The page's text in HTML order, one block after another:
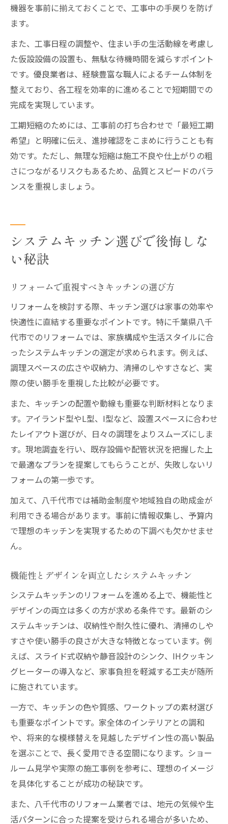
機器を事前に揃えておくことで、工事中の手戻りを防げ
ます。
また、工事日程の調整や、住まい手の生活動線を考慮し
た仮設設備の設置も、無駄な待機時間を減らすポイント
です。優良業者は、経験豊富な職人によるチーム体制を
整えており、各工程を効率的に進めることで短期間での
完成を実現しています。
工期短縮のためには、工事前の打ち合わせで「最短工期
希望」と明確に伝え、進捗確認をこまめに行うことも有
効です。ただし、無理な短縮は施工不良や仕上がりの粗
さにつながるリスクもあるため、品質とスピードのバラ
ンスを重視しましょう。
システムキッチン選びで後悔しな
い秘訣
リフォームで重視すべきキッチンの選び方
リフォームを検討する際、キッチン選びは家事の効率や
快適性に直結する重要なポイントです。特に千葉県八千
代市でのリフォームでは、家族構成や生活スタイルに合
ったシステムキッチンの選定が求められます。例えば、
調理スペースの広さや収納力、清掃のしやすさなど、実
際の使い勝手を重視した比較が必要です。
また、キッチンの配置や動線も重要な判断材料となりま
す。アイランド型やL型、I型など、設置スペースに合わせ
たレイアウト選びが、日々の調理をよりスムーズにしま
す。現地調査を行い、既存設備や配管状況を把握した上
で最適なプランを提案してもらうことが、失敗しないリ
フォームの第一歩です。
加えて、八千代市では補助金制度や地域独自の助成金が
利用できる場合があります。事前に情報収集し、予算内
で理想のキッチンを実現するための下調べも欠かせませ
ん。
機能性とデザインを両立したシステムキッチン
システムキッチンのリフォームを進める上で、機能性と
デザインの両立は多くの方が求める条件です。最新のシ
ステムキッチンは、収納性や耐久性に優れ、清掃のしや
すさや使い勝手の良さが大きな特徴となっています。例
えば、スライド式収納や静音設計のシンク、IHクッキン
グヒーターの導入など、家事負担を軽減する工夫が随所
に施されています。
一方で、キッチンの色や質感、ワークトップの素材選び
も重要なポイントです。家全体のインテリアとの調和
や、将来的な模様替えを見越したデザイン性の高い製品
を選ぶことで、長く愛用できる空間になります。ショー
ルーム見学や実際の施工事例を参考に、理想のイメージ
を具体化することが成功の秘訣です。
また、八千代市のリフォーム業者では、地元の気候や生
活パターンに合った提案を受けられる場合が多いため、